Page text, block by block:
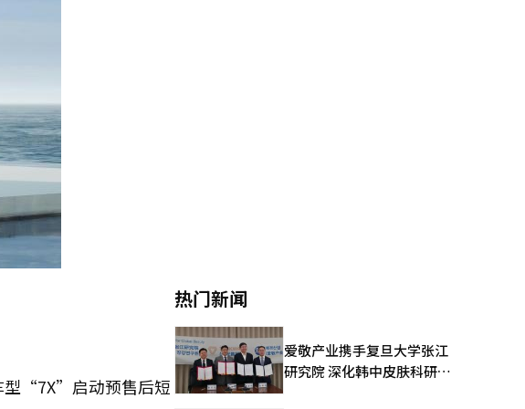
型“7X”启动预售后短
热门新闻
爱敬产业携手复旦大学张江
研究院 深化韩中皮肤科研合